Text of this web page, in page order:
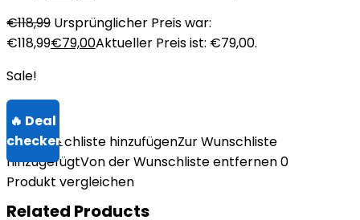
€118,99 Ursprünglicher Preis war:
€118,99€79,00Aktueller Preis ist: €79,00.
Sale!
Zur Wunschliste hinzufügenZur Wunschliste
hinzugefügtVon der Wunschliste entfernen0
Produkt vergleichen
Related Products